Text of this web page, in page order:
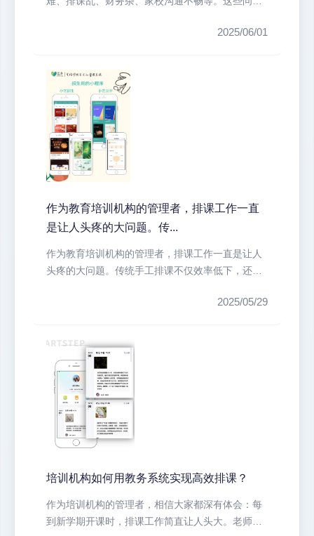
2025/06/01
作为教育培训机构的管理者，排课工作一直
是让人头疼的大问题。传...
作为教育培训机构的管理者，排课工作一直是让人
头疼的大问题。传统手工排课不仅效率低下，还容
2025/05/29
培训机构如何用教务系统实现高效排课？
作为培训机构的管理者，相信大家都深有体会：每
到新学期开课时，排课工作简直让人头大。老师时